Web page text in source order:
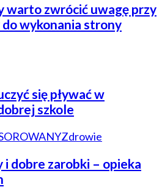
warto zwrócić uwagę przy
wykonania strony
się pływać w
szkole
Zdrowie
i dobre zarobki – opieka